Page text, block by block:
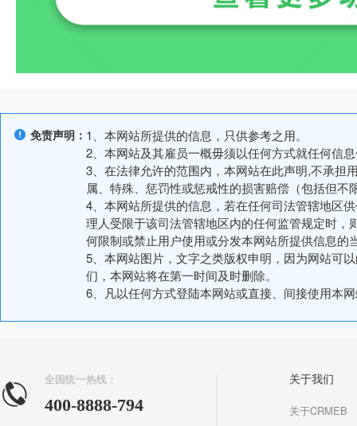
免责声明： 1、本网站所提供的信息，只供参考之用。
2、本网站及其雇员一概毋须以任何方式就任何信
3、在法律允许的范围内，本网站在此声明,不承担
属、特殊、惩罚性或惩戒性的损害赔偿（包括但
4、本网站所提供的信息，若在任何司法管辖地区
理人受限于该司法管辖地区内的任何监管规定时
何限制或禁止用户使用或分发本网站所提供信息的
5、本网站图片，文字之类版权申明，因为网站可
们，本网站将在第一时间及时删除。
6、凡以任何方式登陆本网站或直接、间接使用本
全国统一热线：
400-8888-794
关于我们
关于CRMEB